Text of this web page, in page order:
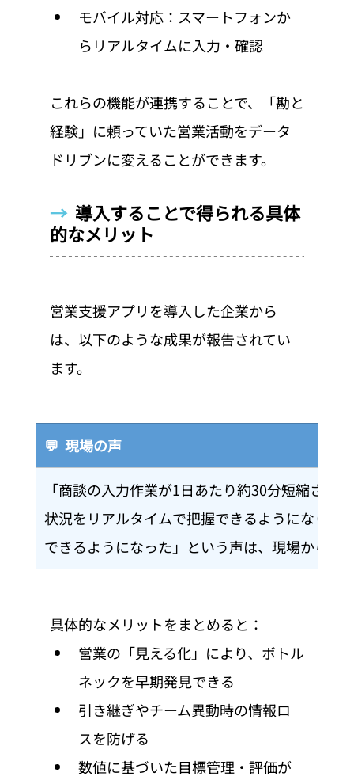
モバイル対応：スマートフォンか
らリアルタイムに入力・確認
これらの機能が連携することで、「勘と
経験」に頼っていた営業活動をデータ
ドリブンに変えることができます。
→ 導入することで得られる具体
的なメリット
営業支援アプリを導入した企業から
は、以下のような成果が報告されてい
ます。
💬  現場の声
「商談の入力作業が1日あたり約30分短縮され
状況をリアルタイムで把握できるようになり、
できるようになった」という声は、現場から非
具体的なメリットをまとめると：
営業の「見える化」により、ボトル
ネックを早期発見できる
引き継ぎやチーム異動時の情報ロ
スを防げる
数値に基づいた目標管理・評価が